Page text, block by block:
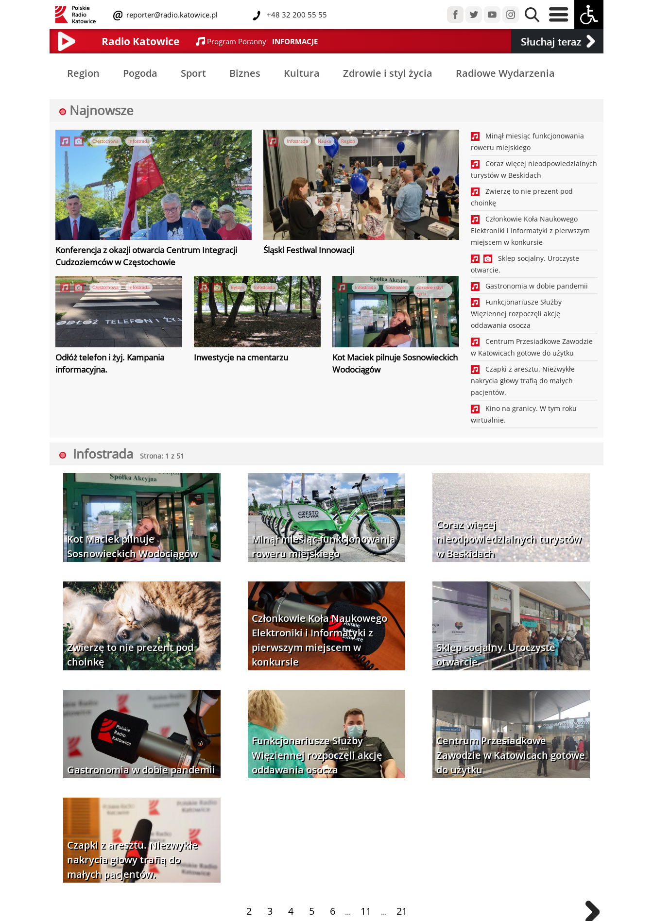
reporter@radio.katowice.pl +48 32 200 55 55
Radio Katowice Program Poranny INFORMACJE
Region Pogoda Sport Biznes Kultura Zdrowie i styl życia Radiowe Wydarzenia
Najnowsze
Częstochowa Infostrada
Konferencja z okazji otwarcia Centrum Integracji
Cudzoziemców w Częstochowie
Infostrada Nauka Region
Śląski Festiwal Innowacji
Częstochowa Infostrada
Odłóż telefon i żyj. Kampania
informacyjna.
Bytom Infostrada
Inwestycje na cmentarzu
Infostrada Sosnowiec
Zdrowie i styl
życia
Kot Maciek pilnuje Sosnowieckich
Wodociągów
Minął miesiąc funkcjonowania
roweru miejskiego
Coraz więcej nieodpowiedzialnych
turystów w Beskidach
Zwierzę to nie prezent pod
choinkę
Członkowie Koła Naukowego
Elektroniki i Informatyki z pierwszym
miejscem w konkursie
Sklep socjalny. Uroczyste
otwarcie.
Gastronomia w dobie pandemii
Funkcjonariusze Służby
Więziennej rozpoczęli akcję
oddawania osocza
Centrum Przesiadkowe Zawodzie
w Katowicach gotowe do użytku
Czapki z aresztu. Niezwykłe
nakrycia głowy trafią do małych
pacjentów.
Kino na granicy. W tym roku
wirtualnie.
Infostrada Strona: 1 z 51
Kot Maciek pilnuje
Sosnowieckich Wodociągów
Minął miesiąc funkcjonowania
roweru miejskiego
Coraz więcej
nieodpowiedzialnych turystów
w Beskidach
Zwierzę to nie prezent pod
choinkę
Członkowie Koła Naukowego
Elektroniki i Informatyki z
pierwszym miejscem w
konkursie
Sklep socjalny. Uroczyste
otwarcie.
Gastronomia w dobie pandemii
Funkcjonariusze Służby
Więziennej rozpoczęli akcję
oddawania osocza
Centrum Przesiadkowe
Zawodzie w Katowicach gotowe
do użytku
Czapki z aresztu. Niezwykłe
nakrycia głowy trafią do
małych pacjentów.
2 3 4 5 6 ... 11 ... 21